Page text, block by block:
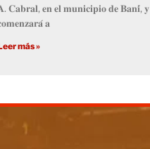
𝐂𝐚𝐛𝐫𝐚𝐥, 𝐞𝐧 𝐞𝐥 𝐦𝐮𝐧𝐢𝐜𝐢𝐩𝐢𝐨 𝐝𝐞 𝐁𝐚𝐧𝐢́, 𝐲
𝐚
más »